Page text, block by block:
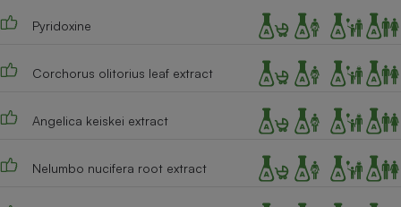
Pyridoxine
Corchorus olitorius leaf extract
Angelica keiskei extract
Nelumbo nucifera root extract